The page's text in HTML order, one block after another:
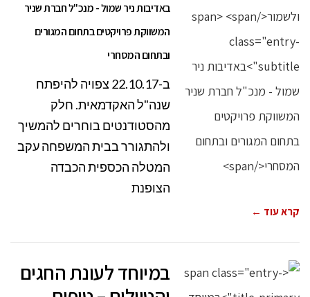
באדיבות ניר שמול - מנכ"ל חברת שניר
המשווקת פרויקטים בתחום המגורים
ובתחום המסחרי
ב-22.10.17 צפויה להיפתח
שנה"ל האקדמאית. חלק
מהסטודנטים בוחרים להמשיך
ולהתגורר בבית המשפחה עקב
המטלה הכספית הכבדה
הצופנת
קרא עוד ←
במיוחד לעונת החגים